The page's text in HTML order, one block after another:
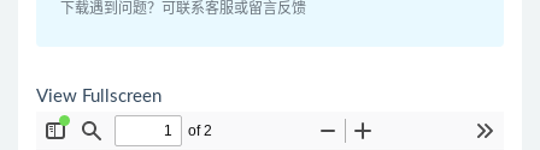
下载遇到问题？可联系客服或留言反馈
View Fullscreen